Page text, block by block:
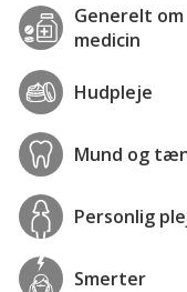
Generelt om
medicin
Hudpleje
Mund og
Personlig
Smerter